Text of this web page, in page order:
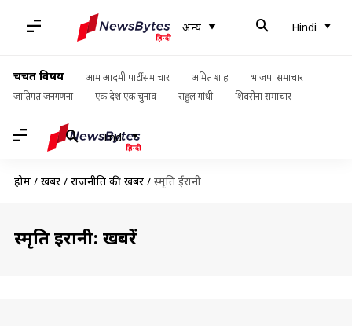
अन्य Hindi
चर्चित विषय आम आदमी पार्टी समाचार अमित शाह
भाजपा समाचार
जातिगत जनगणना
एक देश एक चुनाव राहुल गांधी शिवसेना समाचार
Hindi
होम / खबरें / राजनीति की खबरें / स्मृति ईरानी
स्मृति ईरानी: खबरें